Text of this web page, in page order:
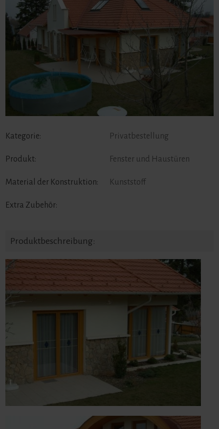
Kategorie: Privatbestellung
Produkt: Fenster und Haustüren
Material der Konstruktion: Kunststoff
Extra Zubehör:
Produktbeschreibung: